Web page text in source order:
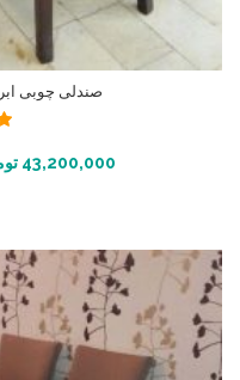
صندلی چوبی
43,200,000